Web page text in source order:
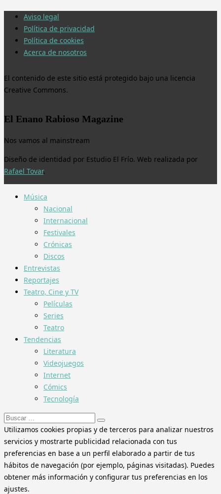
Aviso legal
Política de privacidad
Política de cookies
Acerca de nosotros
El contenido de este sitio está protegido bajo una licencia
Creative Commons.
El Enano Rabioso Magazine
Nos vamos al mainstream
Diseño de identidad por Estudio El Frío. Web realizada por
Rafael Tovar.
Música
Nacional
Internacional
Festivales
Crónicas
Discos
Entrevistas
Reportajes
Teatro, Cine y TV
Películas
Series
Teatro
Tendencias
Literatura
Videojuegos
Internet
Cómics
Tecnología
Buscar:
Utilizamos cookies propias y de terceros para analizar nuestros
servicios y mostrarte publicidad relacionada con tus
preferencias en base a un perfil elaborado a partir de tus
hábitos de navegación (por ejemplo, páginas visitadas). Puedes
obtener más información y configurar tus preferencias en los
ajustes.